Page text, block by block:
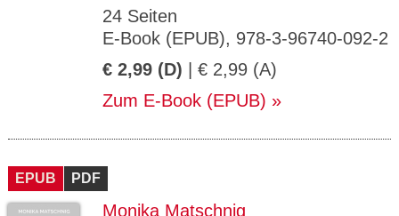
24 Seiten
E-Book (EPUB), 978-3-96740-092-2
€ 2,99 (D) | € 2,99 (A)
Zum E-Book (EPUB)
EPUB PDF
Monika Matschnig